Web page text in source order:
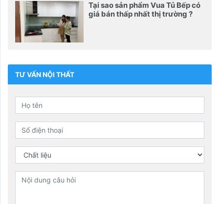
Tại sao sản phẩm Vua Tủ Bếp có
giá bán thấp nhất thị trường ?
TƯ VẤN NỘI THẤT